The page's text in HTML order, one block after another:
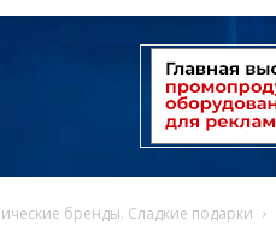
бренды. Сладкие подарки